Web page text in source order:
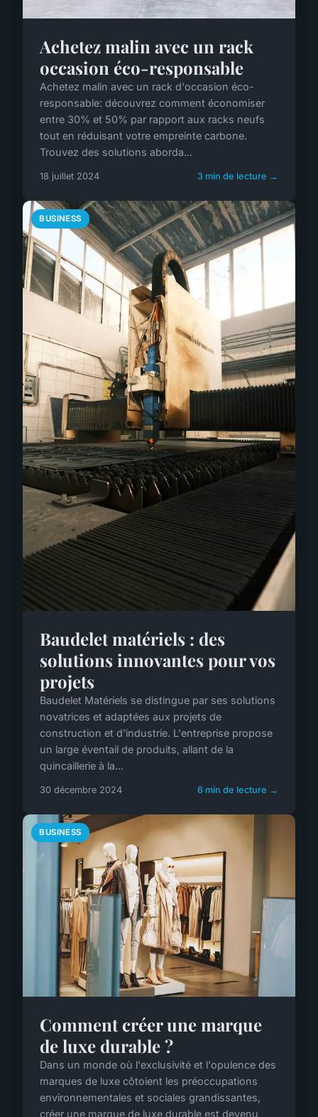
Achetez malin avec un rack
occasion éco-responsable
Achetez malin avec un rack d'occasion éco-
responsable: découvrez comment économiser
entre 30% et 50% par rapport aux racks neufs
tout en réduisant votre empreinte carbone.
Trouvez des solutions aborda...
18 juillet 2024 3 min de lecture →
BUSINESS
Baudelet matériels : des
solutions innovantes pour vos
projets
Baudelet Matériels se distingue par ses solutions
novatrices et adaptées aux projets de
construction et d'industrie. L'entreprise propose
un large éventail de produits, allant de la
quincaillerie à la...
30 décembre 2024 6 min de lecture →
BUSINESS
Comment créer une marque
de luxe durable ?
Dans un monde où l'exclusivité et l'opulence des
marques de luxe côtoient les préoccupations
environnementales et sociales grandissantes,
créer une marque de luxe durable est devenu